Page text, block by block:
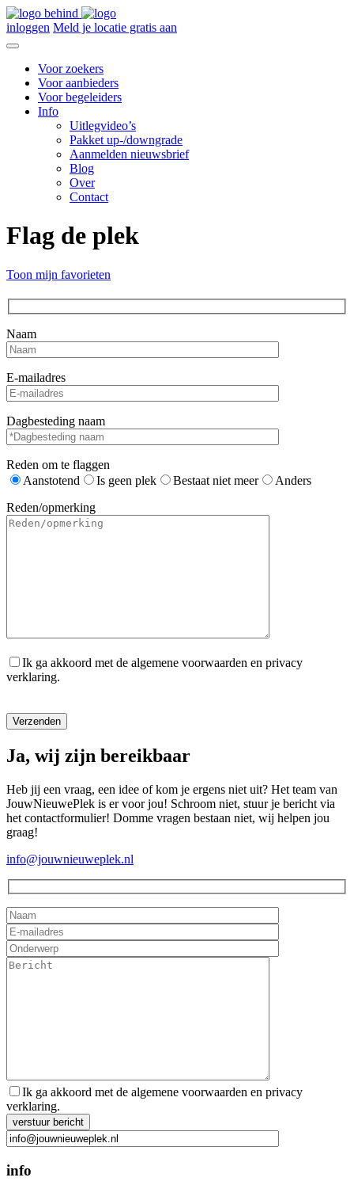
inloggen Meld je locatie gratis aan
Voor zoekers
Voor aanbieders
Voor begeleiders
Info
Uitlegvideo’s
Pakket up-/downgrade
Aanmelden nieuwsbrief
Blog
Over
Contact
Flag de plek
Toon mijn favorieten
Naam
E-mailadres
Dagbesteding naam
Reden om te flaggen
Aanstotend
Is geen plek Bestaat niet meer
Anders
Reden/opmerking
Ik ga akkoord met de algemene voorwaarden en privacy
verklaring.
Ja, wij zijn bereikbaar
Heb jij een vraag, een idee of kom je ergens niet uit? Het team van
JouwNieuwePlek is er voor jou! Schroom niet, stuur je bericht via
het contactformulier! Domme vragen bestaan niet, wij helpen jou
graag!
info@jouwnieuweplek.nl
Ik ga akkoord met de algemene voorwaarden en privacy
verklaring.
Gelieve dit veld leeg te laten.
info